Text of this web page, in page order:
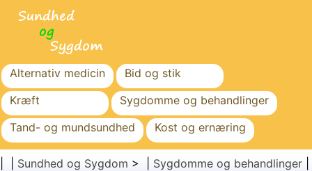
Alternativ medicin
Bid og stik
Kræft
Sygdomme og behandlinger
Tand- og mundsundhed
Kost og ernæring
Familiesundhed
Sundhedssektoren
Sundhed og Sygdom > | Sygdomme og behandlinger